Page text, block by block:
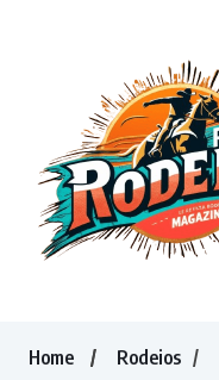
Home Rodeios